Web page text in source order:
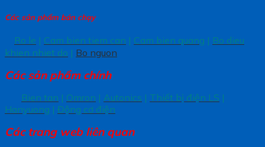
Các sản phẩm bán chạy
Ro le | Cam bien tiem can | Cam bien quang | Bo dieu
khien nhiet do | Bo nguon
Các sản phẩm chính
Bien tan | Omron | Autonics | Thiết bị điện LS |
Hanyuong | Động cơ điện
Các trang web liên quan